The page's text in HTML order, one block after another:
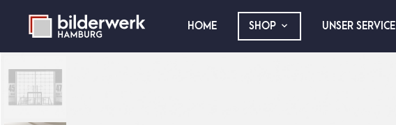
HOME SHOP UNSER SERVICE